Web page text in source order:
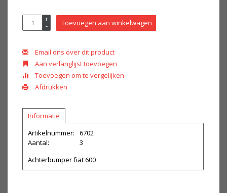
+
- Toevoegen aan winkelwagen
Email ons over dit product
Aan verlanglijst toevoegen
Toevoegen om te vergelijken
Afdrukken
Informatie
Artikelnummer:
6702
Aantal:
3
Achterbumper fiat 600